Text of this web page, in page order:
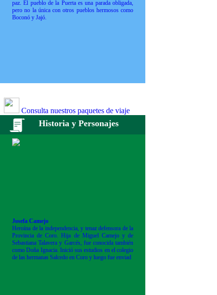
paz. El pueblo de la Puerta es una parada obligada,
pero no la única con otros pueblos hermosos como
Boconó y Jajó.
Consulta nuestros paquetes de viaje
Historia y Personajes
Josefa Camejo
Heroína de la independencia, y tenaz defensora de la
Provincia de Coro. Hija de Miguel Camejo y de
Sebastiana Talavera y Garcés, fue conocida también
como Doña Ignacia. Inició sus estudios en el colegio
de las hermanas Salcedo en Coro y luego fue enviad